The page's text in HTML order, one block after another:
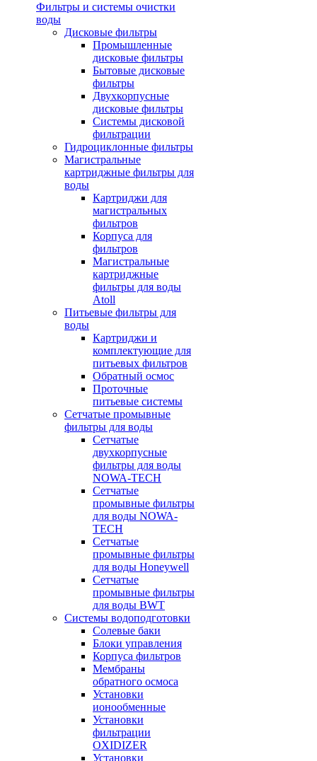
Фильтры и системы очистки
воды
Дисковые фильтры
Промышленные
дисковые фильтры
Бытовые дисковые
фильтры
Двухкорпусные
дисковые фильтры
Системы дисковой
фильтрации
Гидроциклонные фильтры
Магистральные
картриджные фильтры для
воды
Картриджи для
магистральных
фильтров
Корпуса для
фильтров
Магистральные
картриджные
фильтры для воды
Atoll
Питьевые фильтры для
воды
Картриджи и
комплектующие для
питьевых фильтров
Обратный осмос
Проточные
питьевые системы
Сетчатые промывные
фильтры для воды
Сетчатые
двухкорпусные
фильтры для воды
NOWA-TECH
Сетчатые
промывные фильтры
для воды NOWA-
TECH
Сетчатые
промывные фильтры
для воды Honeywell
Сетчатые
промывные фильтры
для воды BWT
Системы водоподготовки
Солевые баки
Блоки управления
Корпуса фильтров
Мембраны
обратного осмоса
Установки
ионообменные
Установки
фильтрации
OXIDIZER
Установки